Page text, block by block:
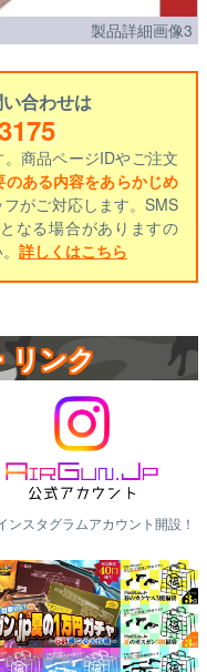
製品詳細画像3
合わせは
。商品ページIDやご注文
ある内容をあらかじめ
がご対応します。SMS
なる場合がありますの
詳しくはこちら
リンク
ンスタグラムアカウント開設！